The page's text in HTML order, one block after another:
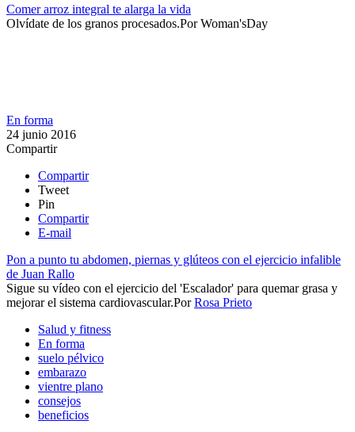
Comer arroz integral te alarga la vida
​Olvídate de los granos procesados.​PorWoman'sDay
En forma
24 junio 2016
Compartir
Compartir
Tweet
Pin
Compartir
E-mail
Pon a punto tu abdomen, piernas y glúteos con el ejercicio infalible
de Juan Rallo
​Sigue su vídeo con el ejercicio del 'Escalador' para quemar grasa y
mejorar el sistema cardiovascular.​​PorRosa Prieto
Salud y fitness
En forma
suelo pélvico
embarazo
vientre plano
consejos
beneficios